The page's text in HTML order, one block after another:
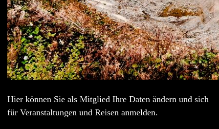
Hier können Sie als Mitglied Ihre Daten ändern und sich
für Veranstaltungen und Reisen anmelden.